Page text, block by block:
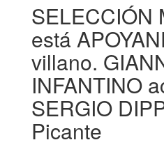
SELECCIÓN
está
villano.
INFANTINO
SERGIO
Picante